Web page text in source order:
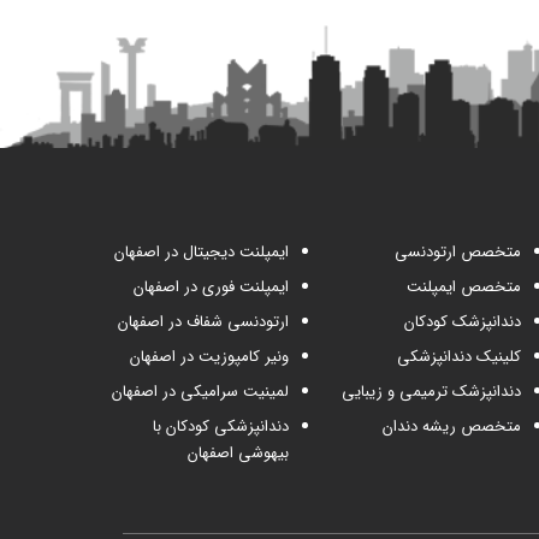
متخصص ارتودنسی
متخصص ایمپلنت
دندانپزشک کودکان
کلینیک دندانپزشکی
دندانپزشک ترمیمی و زیبایی
متخصص ریشه دندان
ایمپلنت دیجیتال در اصفهان
ایمپلنت فوری در اصفهان
ارتودنسی شفاف در اصفهان
ونیر کامپوزیت در اصفهان
لمینیت سرامیکی در اصفهان
دندانپزشکی کودکان با
بیهوشی اصفهان